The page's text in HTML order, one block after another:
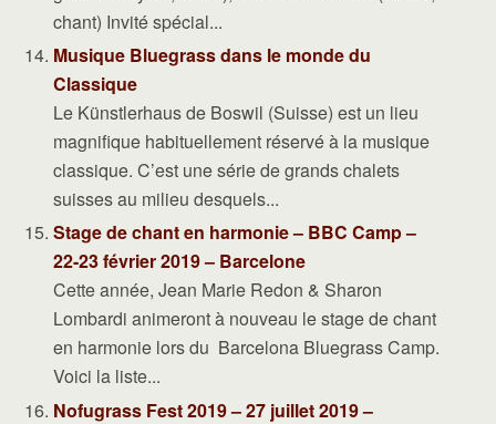
chant) Invité spécial...
Musique Bluegrass dans le monde du
Classique
Le Künstlerhaus de Boswil (Suisse) est un lieu
magnifique habituellement réservé à la musique
classique. C’est une série de grands chalets
suisses au milieu desquels...
Stage de chant en harmonie – BBC Camp –
22-23 février 2019 – Barcelone
Cette année, Jean Marie Redon & Sharon
Lombardi animeront à nouveau le stage de chant
en harmonie lors du Barcelona Bluegrass Camp.
Voici la liste...
Nofugrass Fest 2019 – 27 juillet 2019 –